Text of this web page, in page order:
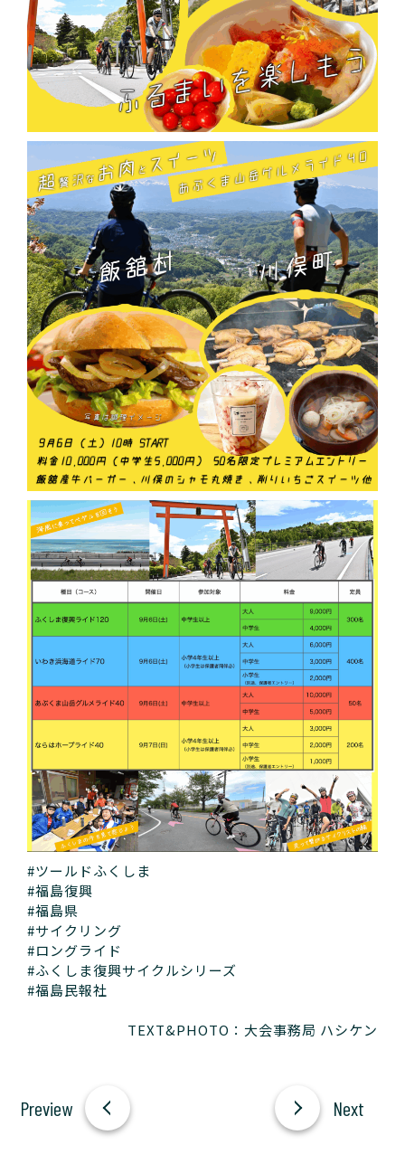
#ツールドふくしま
#福島復興
#福島県
#サイクリング
#ロングライド
#ふくしま復興サイクルシリーズ
#福島民報社
TEXT&PHOTO：大会事務局 ハシケン